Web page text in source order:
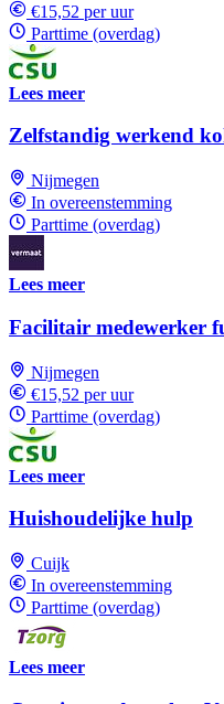
€15,52 per uur
Parttime (overdag)
Lees meer
Zelfstandig werkend
Nijmegen
In overeenstemming
Parttime (overdag)
Lees meer
Facilitair medewerker
Nijmegen
€15,52 per uur
Parttime (overdag)
Lees meer
Huishoudelijke hulp
Cuijk
In overeenstemming
Parttime (overdag)
Lees meer